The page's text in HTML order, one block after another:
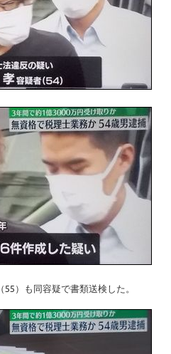
）も同容疑で書類送検した。